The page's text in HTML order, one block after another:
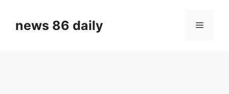
contentnews 86 daily Menu